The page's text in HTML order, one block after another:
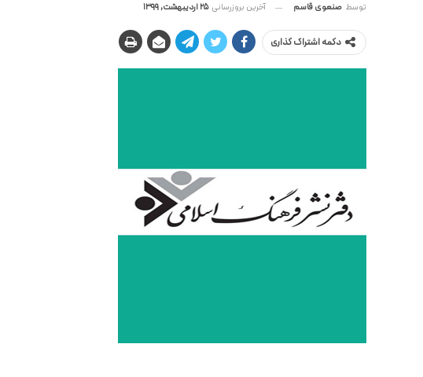
توسط صنعوی قاسم آخرین بروزرسانی 25 اردیبهشت, 1399
دکمه اشتراک گذاری